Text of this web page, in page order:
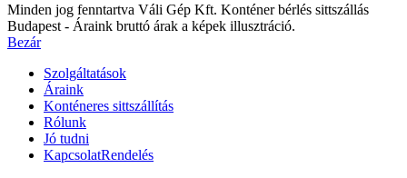
Minden jog fenntartva Váli Gép Kft. Konténer bérlés sittszállás
Budapest - Áraink bruttó árak a képek illusztráció.
Bezár
Szolgáltatások
Áraink
Konténeres sittszállítás
Rólunk
Jó tudni
KapcsolatRendelés